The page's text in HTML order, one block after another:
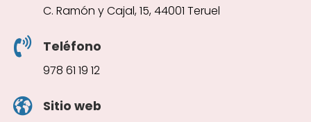
C. Ramón y Cajal, 15, 44001 Teruel
Teléfono
978 61 19 12
Sitio web